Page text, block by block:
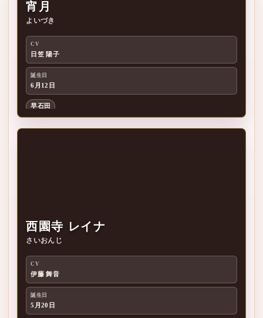
宵月
よいづき
CV
日笠 陽子
誕生日
6月12日
早石田
西園寺 レイナ
さいおんじ
CV
伊藤 舞音
誕生日
5月20日